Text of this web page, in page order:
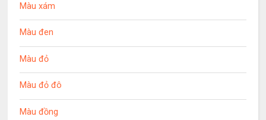
Màu xám
Màu đen
Màu đỏ
Màu đỏ đô
Màu đồng